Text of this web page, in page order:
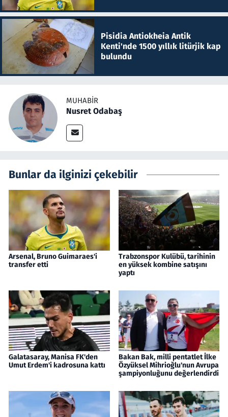
Pisidia Antiokheia Antik
Kenti'nde 1500 yıllık litürjik kap
bulundu
MUHABIR
Nusret Odabaş
Bunlar da ilginizi çekebilir
Arsenal, Bruno Guimaraes'i
transfer etti
Trabzonspor Kulübü, tarihinin
en yüksek kombine satışını
yaptı
Galatasaray, Manisa FK'den
Umut Erdem'i kadrosuna kattı
Bakan Bak, milli pentatlet İlke
Özyüksel Mihrioğlu'nun Avrupa
şampiyonluğunu değerlendirdi